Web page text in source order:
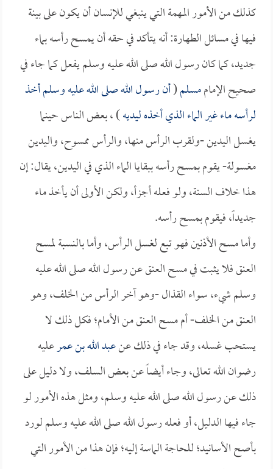
كذلك من الأمور المهمة التي ينبغي للإنسان أن يكون على بينة
فيها في مسائل الطهارة: أنه يتأكد في حقه أن يمسح رأسه بماء
جديد، كما كان رسول الله صلى الله عليه وسلم يفعل كما جاء في
صحيح الإماممسلم(أن رسول الله صلى الله عليه وسلم أخذ
لرأسه ماء غير الماء الذي أخذه ليديه) ، بعض الناس حينما
يغسل اليدين -ولقرب الرأس منها، والرأس ممسوح، واليدين
مغسولة- يقوم بمسح رأسه ببقايا الماء الذي في اليدين، يقال: إن
هذا خلاف السنة، ولو فعله أجزأ، ولكن الأولى أن يأخذ ماء
جديداً، فيقوم بمسح رأسه.
وأما مسح الأذنين فهو تبع لغسل الرأس، وأما بالنسبة لمسح
العنق فلا يثبت في مسح العنق عن رسول الله صلى الله عليه
وسلم شيء، سواء القذال -وهو آخر الرأس من الخلف، وهو
العنق من الخلف- أم مسح العنق من الأمام؛ فكل ذلك لا
يستحب غسله، وقد جاء في ذلك عنعبد الله بن عمرعليه
رضوان الله تعالى، وجاء أيضاً عن بعض السلف، ولا دليل على
ذلك عن رسول الله صلى الله عليه وسلم، ومثل هذه الأمور لو
جاء فيها الدليل، أو فعله رسول الله صلى الله عليه وسلم لورد
بأصح الأسانيد؛ للحاجة الماسة إليه؛ فإن هذا من الأمور التي